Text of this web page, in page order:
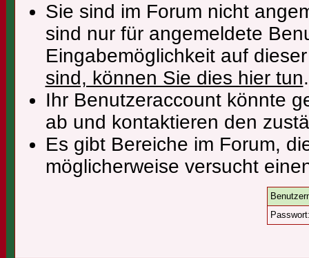
Sie sind im Forum nicht
sind nur für angemeldete
Eingabemöglichkeit auf
sind, können Sie dies hier tun.
Ihr Benutzeraccount könnte
ab und kontaktieren den
Es gibt Bereiche im Forum,
möglicherweise versucht